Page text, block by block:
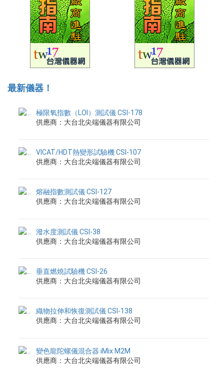
最新儀器！
極限氧指數（LOI）測試儀 CSI-178
供應商：大台北尖端儀器有限公司
VICAT/HDT熱變形試驗機 CSI-107
供應商：大台北尖端儀器有限公司
熔融指數測試儀 CSI-127
供應商：大台北尖端儀器有限公司
潑水度測試儀 CSI-38
供應商：大台北尖端儀器有限公司
垂直燃燒試驗機 CSI-26
供應商：大台北尖端儀器有限公司
織物拉伸和恢復測試儀 CSI-138
供應商：大台北尖端儀器有限公司
變色龍陀螺儀混合器 iMix M2M
供應商：大台北尖端儀器有限公司